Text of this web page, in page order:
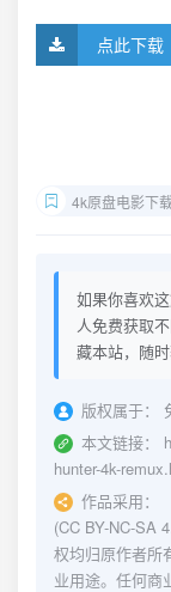
点此下载
4k原盘电影下
如果你喜欢
人免费获取
藏本站，随
版权属于：
本文链接：
hunter-4k-
作品采用：
(CC BY-NC-SA
权均归原作者所
业用途。任何商